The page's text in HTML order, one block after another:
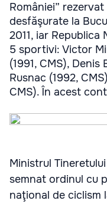
României”
desfăşurate la
2011, iar
5 sportivi: Victor
(1991, CMS), Denis
Rusnac (1992,
CMS). În acest
Ministrul
semnat ordinul cu
naţional de ciclism